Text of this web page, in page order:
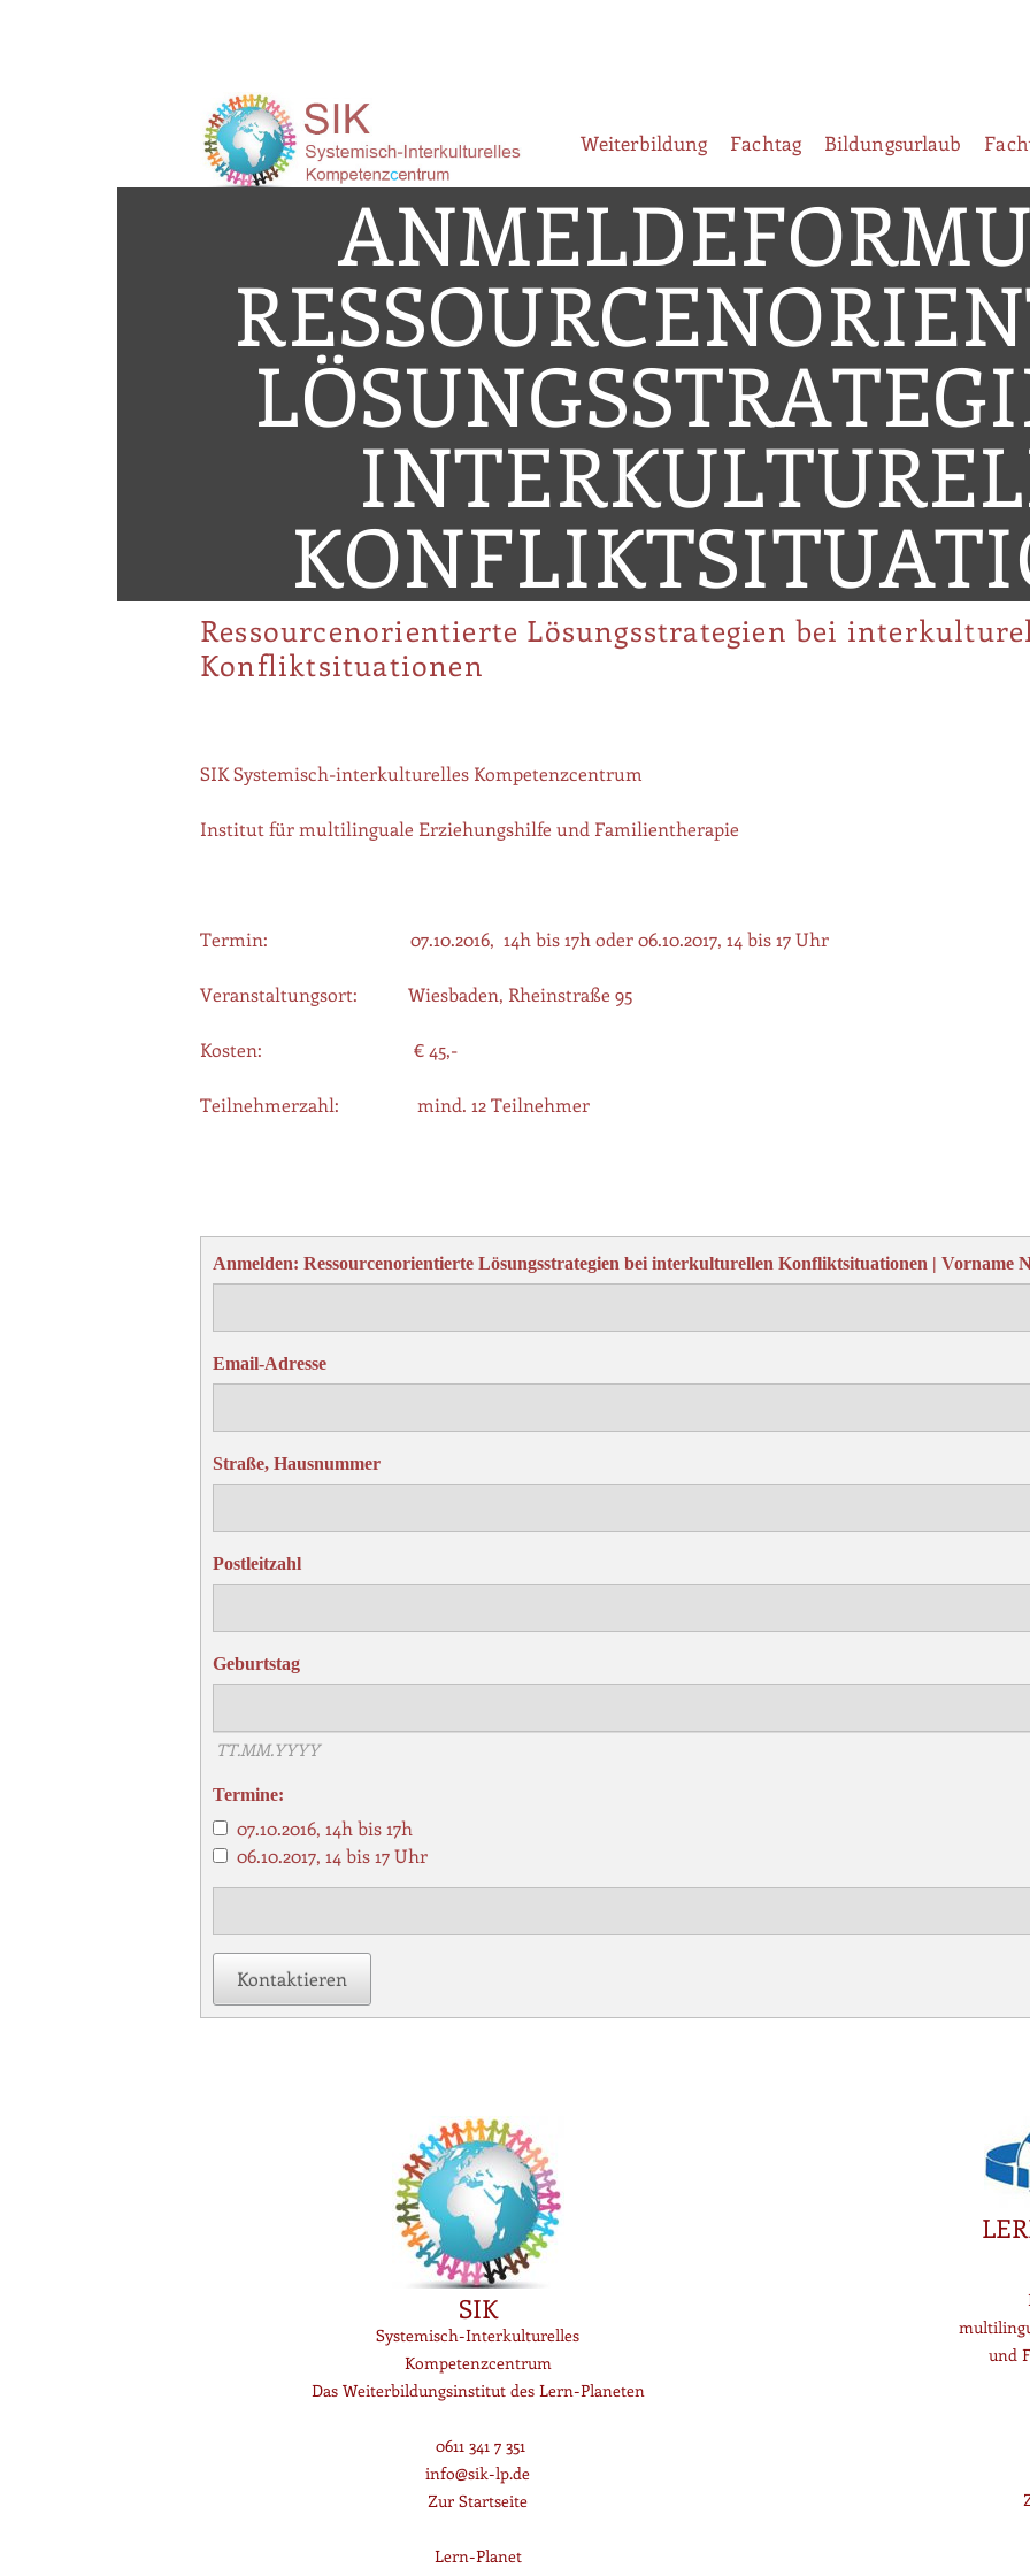
Weiterbildung Fachtag Bildungsurlaub
Ressourcenorientierte Lösungsstrategien bei
Konfliktsituationen
SIK Systemisch-interkulturelles Kompetenzcentrum
Institut für multilinguale Erziehungshilfe und Familientherapie
Termin: 07.10.2016, 14h bis 17h oder 06.10.2017, 14 bis 17 Uhr
Veranstaltungsort: Wiesbaden, Rheinstraße 95
Kosten: € 45,-
Teilnehmerzahl: mind. 12 Teilnehmer
Anmelden: Ressourcenorientierte Lösungsstrategien bei interkulturellen Konfliktsituationen | Vorname
Email-Adresse
Straße, Hausnummer
Postleitzahl
Geburtstag
TT.MM.YYYY
Termine:
07.10.2016, 14h bis 17h
06.10.2017, 14 bis 17 Uhr
Kontaktieren
SIK
Systemisch-Interkulturelles
Kompetenzcentrum
Das Weiterbildungsinstitut des Lern-Planeten
0611 341 7 351
info@sik-lp.de
Zur Startseite
Lern-Planet
und